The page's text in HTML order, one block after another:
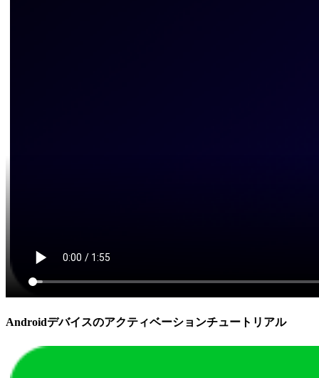
Androidデバイスのアクティベーションチュートリアル